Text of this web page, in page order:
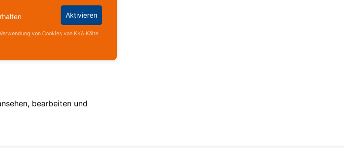
Aktivieren
von Cookies von KKA Kälte
bearbeiten und